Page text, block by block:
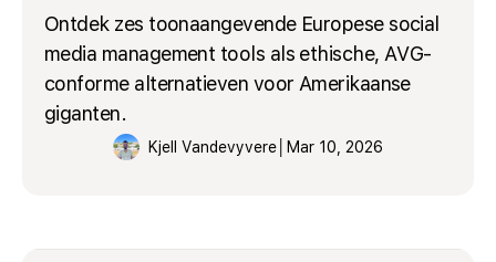
Ontdek zes toonaangevende Europese social
media management tools als ethische, AVG-
conforme alternatieven voor Amerikaanse
giganten.
Kjell Vandevyvere Mar 10, 2026